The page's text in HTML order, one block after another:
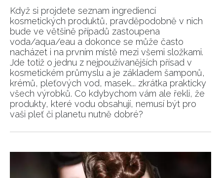
Když si projdete seznam ingrediencí
kosmetických produktů, pravděpodobně v nich
bude ve většině případů zastoupena
voda/aqua/eau a dokonce se může často
nacházet i na prvním místě mezi všemi složkami.
Jde totiž o jednu z nejpoužívanějších přísad v
kosmetickém průmyslu a je základem šamponů,
krémů, pleťových vod, masek... zkrátka prakticky
všech výrobků. Co kdybychom vám ale řekli, že
produkty, které vodu obsahují, nemusí být pro
vaši pleť či planetu nutně dobré?